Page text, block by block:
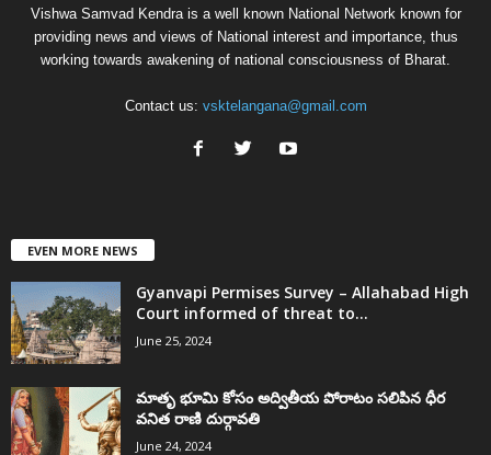
Vishwa Samvad Kendra is a well known National Network known for
providing news and views of National interest and importance, thus
working towards awakening of national consciousness of Bharat.
Contact us: vsktelangana@gmail.com
EVEN MORE NEWS
Gyanvapi Permises Survey – Allahabad High
Court informed of threat to...
June 25, 2024
మాతృ భూమి కోసం అద్వితీయ పోరాటం సలిపిన ధీర
వనిత రాణి దుర్గావతి
June 24, 2024